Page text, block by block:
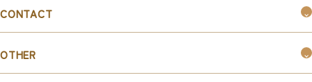
お知らせ
CONTACT
OTHER